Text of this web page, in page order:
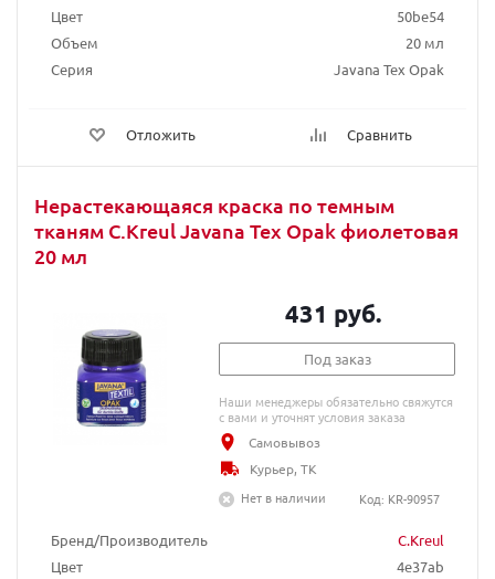
Цвет
50be54
Объем
20 мл
Серия
Javana Tex Opak
Отложить Сравнить
Нерастекающаяся краска по темным
тканям C.Kreul Javana Tex Opak фиолетовая
20 мл
Бренд/Производитель
C.Kreul
Цвет
4e37ab
431 руб.
Под заказ
Наши менеджеры обязательно свяжутся
с вами и уточнят условия заказа
Самовывоз
Курьер, ТК
Нет в наличии
Код: KR-90957